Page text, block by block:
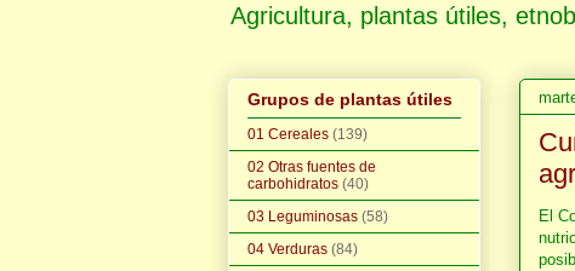
Agricultura, plantas útiles,
El
Grupos de plantas útiles
01 Cereales (139)
02 Otras fuentes de
carbohidratos (40)
03 Leguminosas (58)
04 Verduras (84)